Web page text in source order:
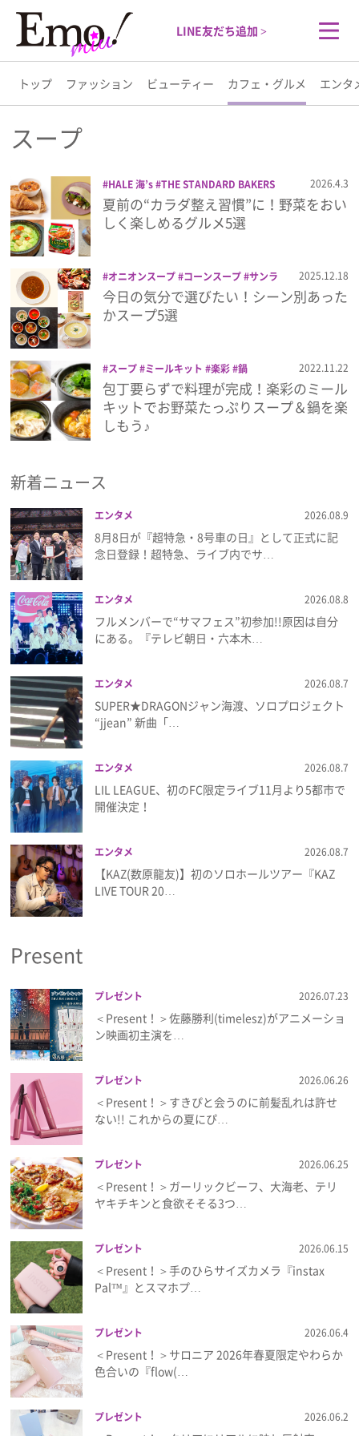
LINE友だち追加 >
トップ ファッション ビューティー カフェ・グルメ エンタ
トップ
ファッション
ビューティー
カフェ・グルメ
エンタメ
ライフスタイル
プレゼント
インタビュー
フィルム
Emoメン
ランキング
Emo!miuとは？
免責事項
プライバシーポリシー
利用規約
お問い合わせ
スープ
HALE 海’s THE STANDARD BAKERS
TOKYO ヴェラーチェパネッテリア-ガス
トロノミア
クノール グルメ スープ
ブーランジェリーセイジアサクラ
2026.4.3
夏前の“カラダ整え習慣”に！野菜をおい
しく楽しめるグルメ5選
オニオンスープ コーンスープ サンラ
ータン スープ デニーズ みそ汁
ロイ
ヤルホスト 野菜をMOTTOスープ
2025.12.18
今日の気分で選びたい！シーン別あった
かスープ5選
スープ ミールキット 楽彩 鍋 2022.11.22
包丁要らずで料理が完成！楽彩のミール
キットでお野菜たっぷりスープ＆鍋を楽
しもう♪
新着ニュース
エンタメ 2026.08.9
8月8日が『超特急・8号車の日』として正式に記
念日登録！超特急、ライブ内でサ…
エンタメ 2026.08.8
フルメンバーで“サマフェス”初参加!!原因は自分
にある。『テレビ朝日・六本木…
エンタメ 2026.08.7
SUPER★DRAGONジャン海渡、ソロプロジェクト
“jjean” 新曲「…
エンタメ 2026.08.7
LIL LEAGUE、初のFC限定ライブ11月より5都市で
開催決定！
エンタメ 2026.08.7
【KAZ(数原龍友)】初のソロホールツアー『KAZ
LIVE TOUR 20…
Present
プレゼント 2026.07.23
＜Present！＞佐藤勝利(timelesz)がアニメーショ
ン映画初主演を…
プレゼント 2026.06.26
＜Present！＞すきぴと会うのに前髪乱れは許せ
ない!! これからの夏にぴ…
プレゼント 2026.06.25
＜Present！＞ガーリックビーフ、大海老、テリ
ヤキチキンと食欲そそる3つ…
プレゼント 2026.06.15
＜Present！＞手のひらサイズカメラ『instax
Pal™』とスマホプ…
プレゼント 2026.06.4
＜Present！＞サロニア 2026年春夏限定やわらか
色合いの『flow(…
プレゼント 2026.06.2